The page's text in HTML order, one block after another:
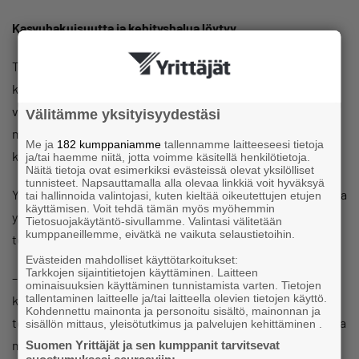
Kasvuhakuisuutta ja kehityshalua löytyy
Talouden epävarmuudesta huolimatta lähes joka
kymmenes pk-yritys ilmoittaa edelleen olevansa
voimakkaasti kasvuhakuinen ja 38 prosenttia kasvaa
mahdollisuuksiensa mukaan. Kasvuhalukkuus on selvästi
korkeampi kuin finanssikriisin aikaan vuonna 2009.
Yritykset myös kehittävät toimintaansa. Peräti 90 prosenttia
yrityksistä kokee, että heillä on kehitettävää omassa
toiminnassaan.
– Vaikeista ajoista huolimatta entistä useampi yritys haluaa
kehittyä ja kehittää toimintaansa. Yritysten
toimintaedellytykset muuttuvat kiihtyvällä vauhdilla ja ainoa
mahdollisuus pärjätä kovassa kilpailussa on kehittyä, Petri
Välitämme yksityisyydestäsi
Me ja 182 kumppaniamme tallennamme laitteeseesi tietoja
ja/tai haemme niitä, jotta voimme käsitellä henkilötietoja.
Näitä tietoja ovat esimerkiksi evästeissä olevat yksilölliset
tunnisteet. Napsauttamalla alla olevaa linkkiä voit hyväksyä
tai hallinnoida valintojasi, kuten kieltää oikeutettujen etujen
käyttämisen. Voit tehdä tämän myös myöhemmin
Tietosuojakäytäntö-sivullamme. Valintasi välitetään
kumppaneillemme, eivätkä ne vaikuta selaustietoihin.
Evästeiden mahdolliset käyttötarkoitukset:
Tarkkojen sijaintitietojen käyttäminen. Laitteen
ominaisuuksien käyttäminen tunnistamista varten. Tietojen
tallentaminen laitteelle ja/tai laitteella olevien tietojen käyttö.
Kohdennettu mainonta ja personoitu sisältö, mainonnan ja
sisällön mittaus, yleisötutkimus ja palvelujen kehittäminen .
Suomen Yrittäjät ja sen kumppanit tarvitsevat